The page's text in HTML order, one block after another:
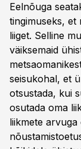
Eelnõuga
tingimuseks, et
liiget. Selline
väiksemaid
seisukohal, et
otsustada, kui
osutada oma
liikmete